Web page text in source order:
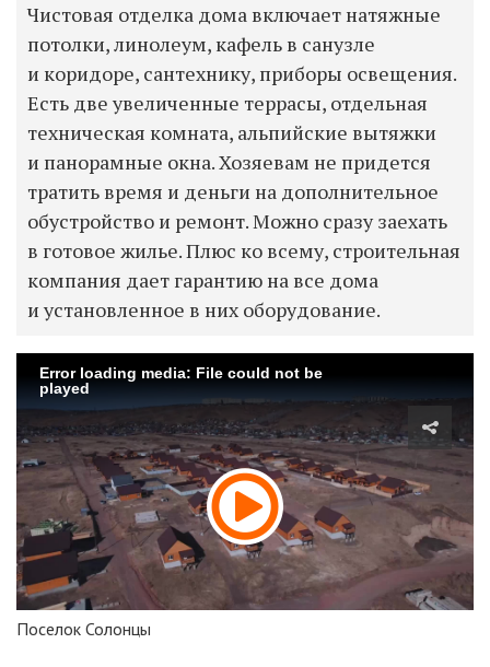
Чистовая отделка дома включает натяжные
потолки, линолеум, кафель в санузле
и коридоре, сантехнику, приборы освещения.
Есть две увеличенные террасы, отдельная
техническая комната, альпийские вытяжки
и панорамные окна. Хозяевам не придется
тратить время и деньги на дополнительное
обустройство и ремонт. Можно сразу заехать
в готовое жилье. Плюс ко всему, строительная
компания дает гарантию на все дома
и установленное в них оборудование.
Error loading media: File could not be
played
Поселок Солонцы